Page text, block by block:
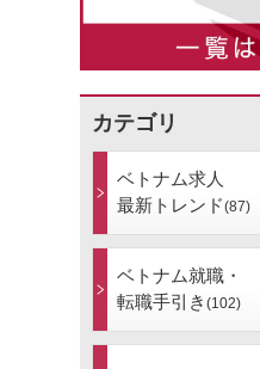
カテゴリ
ベトナム求人
最新トレンド(87)
ベトナム就職・
転職手引き (102)